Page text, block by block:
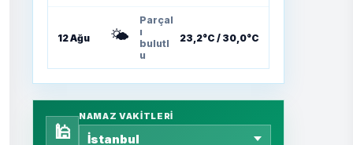
12 Ağu 🌤️
Parçal
ı
bulutl
u
23,2°C / 30,0°C
🕌
NAMAZ VAKITLERI